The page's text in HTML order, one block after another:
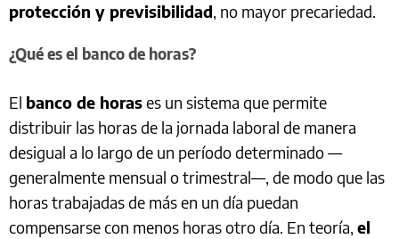
protección y previsibilidad, no mayor precariedad.
¿Qué es el banco de horas?
El banco de horases un sistema que permite
distribuir las horas de la jornada laboral de manera
desigual a lo largo de un período determinado —
generalmente mensual o trimestral—, de modo que las
horas trabajadas de más en un día puedan
compensarse con menos horas otro día. En teoría, el